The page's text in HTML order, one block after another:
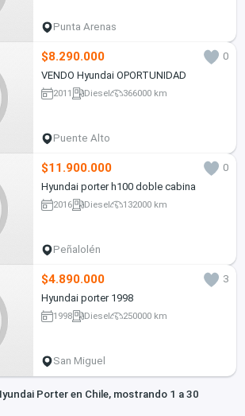
Punta Arenas
$8.290.000
0
VENDO Hyundai OPORTUNIDAD
2011 Diesel 366000 km
Puente Alto
$11.900.000
0
Hyundai porter h100 doble cabina
2016 Diesel 132000 km
Peñalolén
$4.890.000
3
Hyundai porter 1998
1998 Diesel 250000 km
San Miguel
Porter en Chile, mostrando 1 a 30